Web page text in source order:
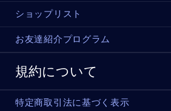
ショップリスト
お友達紹介プログラム
規約について
特定商取引法に基づく表示